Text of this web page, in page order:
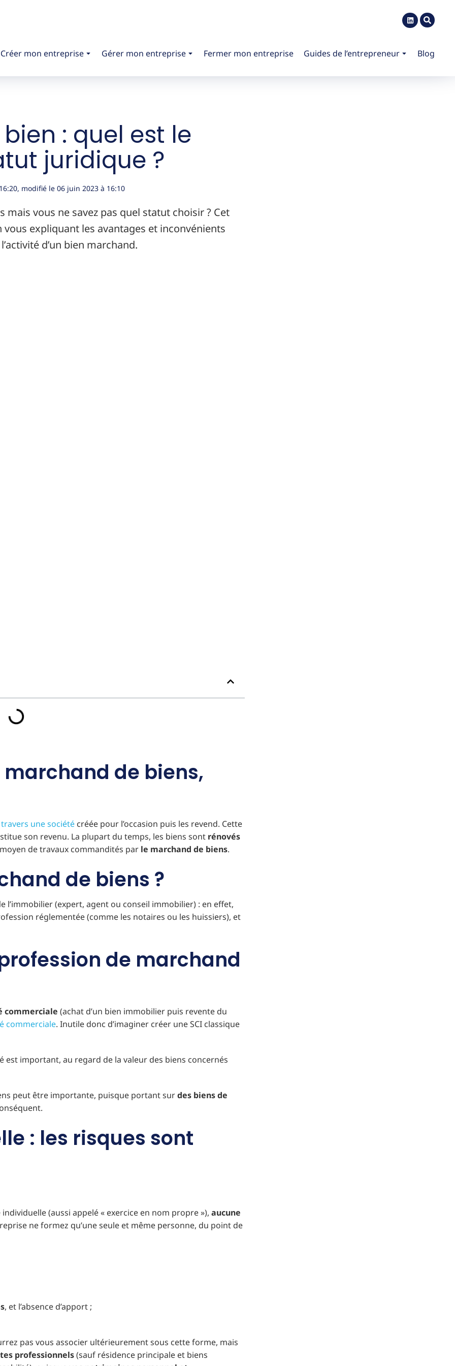
Créer mon entreprise Gérer mon entreprise Fermer mon entreprise Guides de l’entrepreneur Blog
: quel est le
juridique ?
16:20, modifié le 06 juin 2023 à 16:10
vous ne savez pas quel statut choisir ? Cet
expliquant les avantages et inconvénients
d’un bien marchand.
marchand de biens,
une société créée pour l’occasion puis les revend. Cette
son revenu. La plupart du temps, les biens sont rénovés
de travaux commandités par le marchand de biens.
de biens ?
l’immobilier (expert, agent ou conseil immobilier) : en effet,
réglementée (comme les notaires ou les huissiers), et
de marchand
commerciale (achat d’un bien immobilier puis revente du
commerciale. Inutile donc d’imaginer créer une SCI classique
est important, au regard de la valeur des biens concernés
peut être importante, puisque portant surdes biens de
: les risques sont
(aussi appelé « exercice en nom propre »), aucune
ne formez qu’une seule et même personne, du point de
, et l’absence d’apport ;
pas vous associer ultérieurement sous cette forme, mais
professionnels(sauf résidence principale et biens